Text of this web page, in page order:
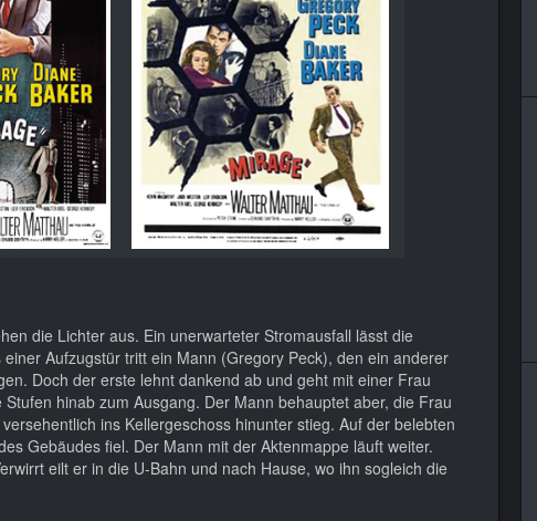
die Lichter aus. Ein unerwarteter Stromausfall lässt die
Aufzugstür tritt ein Mann (Gregory Peck), den ein anderer
Doch der erste lehnt dankend ab und geht mit einer Frau
hinab zum Ausgang. Der Mann behauptet aber, die Frau
ins Kellergeschoss hinunter stieg. Auf der belebten
Gebäudes fiel. Der Mann mit der Aktenmappe läuft weiter.
eilt er in die U-Bahn und nach Hause, wo ihn sogleich die